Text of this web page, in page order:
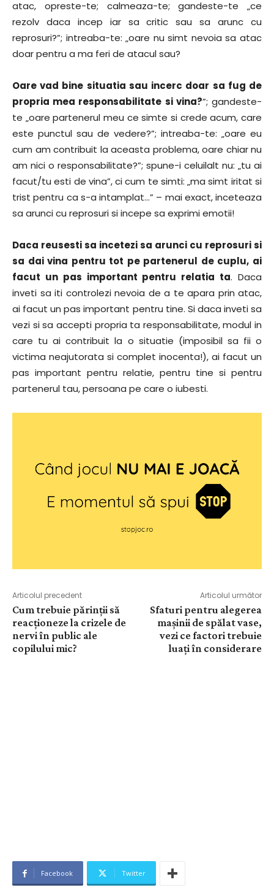
atac, opreste-te; calmeaza-te; gandeste-te „ce
rezolv daca incep iar sa critic sau sa arunc cu
reprosuri?”; intreaba-te: „oare nu simt nevoia sa atac
doar pentru a ma feri de atacul sau?
Oare vad bine situatia sau incerc doar sa fug de
propria mea responsabilitate si vina?”; gandeste-
te „oare partenerul meu ce simte si crede acum, care
este punctul sau de vedere?”; intreaba-te: „oare eu
cum am contribuit la aceasta problema, oare chiar nu
am nici o responsabilitate?”; spune-i celuilalt nu: „tu ai
facut/tu esti de vina”, ci cum te simti: „ma simt iritat si
trist pentru ca s-a intamplat…” – mai exact, inceteaza
sa arunci cu reprosuri si incepe sa exprimi emotii!
Daca reusesti sa incetezi sa arunci cu reprosuri si
sa dai vina pentru tot pe partenerul de cuplu, ai
facut un pas important pentru relatia ta. Daca
inveti sa iti controlezi nevoia de a te apara prin atac,
ai facut un pas important pentru tine. Si daca inveti sa
vezi si sa accepti propria ta responsabilitate, modul in
care tu ai contribuit la o situatie (imposibil sa fii o
victima neajutorata si complet inocenta!), ai facut un
pas important pentru relatie, pentru tine si pentru
partenerul tau, persoana pe care o iubesti.
Articolul precedent
Cum trebuie părinții să
reacționeze la crizele de
nervi în public ale
copilului mic?
Articolul următor
Sfaturi pentru alegerea
mașinii de spălat vase,
vezi ce factori trebuie
luați în considerare
Facebook Twitter